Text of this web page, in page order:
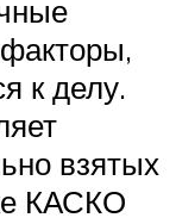
к делу.
взятых
КАСКО